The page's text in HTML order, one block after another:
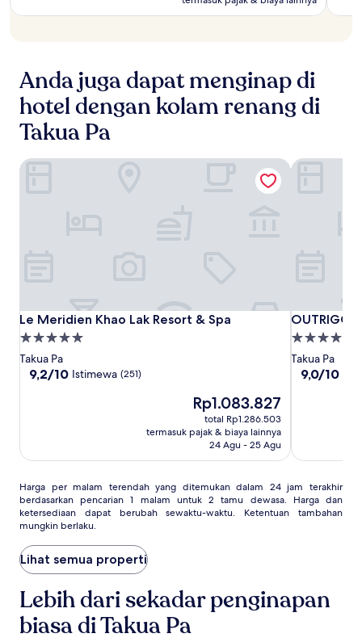
Anda juga dapat menginap di
hotel dengan kolam renang di
Takua Pa
Le
Meridien
Khao
Lak
Resort
Le
Meridien
Khao
Lak
Resort
Le Meridien Khao Lak Resort & Spa
Le Meridien Khao Lak Resort & Spa
Properti
bintang
5.0
Takua Pa
9.2
9,2/10 Istimewa (251)
Harga
sekarang
Rp1.083.827
Rp1.083.827
total Rp1.286.503
termasuk pajak & biaya lainnya
24 Agu - 25 Agu
Le Meridien Khao Lak Resort & Spa
OUTRIGGER
Khao
Lak
Beach
Resort
Properti
bintang
5.0
Takua Pa
9.0
9,0/10
Harga
per
malam
terendah
yang
ditemukan
dalam
24
jam
terakhir
berdasarkan
Harga per malam terendah yang ditemukan dalam 24 jam terakhir
berdasarkan pencarian 1 malam untuk 2 tamu dewasa. Harga dan
ketersediaan dapat berubah sewaktu-waktu. Ketentuan tambahan
mungkin berlaku.
Lihat semua properti
Lebih dari sekadar penginapan
biasa di Takua Pa